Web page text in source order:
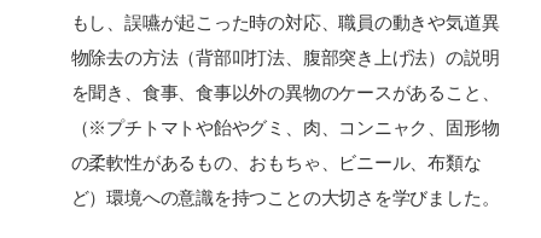
もし、誤嚥が起こった時の対応、職員の動きや気道異
物除去の方法（背部叩打法、腹部突き上げ法）の説明
を聞き、食事、食事以外の異物のケースがあること、
（※プチトマトや飴やグミ、肉、コンニャク、固形物
の柔軟性があるもの、おもちゃ、ビニール、布類な
ど）環境への意識を持つことの大切さを学びました。